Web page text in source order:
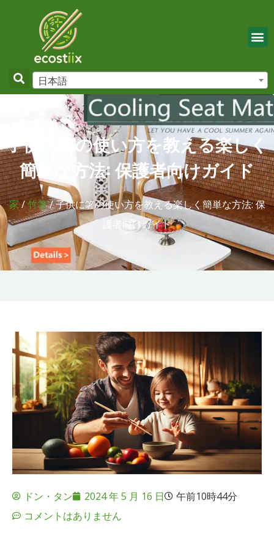
日本語
子供に箸の使い方を教える楽しく
簡単な方法: 保護者向けガイド
家/竹箸/ 子供に箸の使い方を教える楽しく簡単な方法: 保
護者向けガイド
ドン・タン 2024 年 5 月 16 日
午前10時44分
コメントはありません